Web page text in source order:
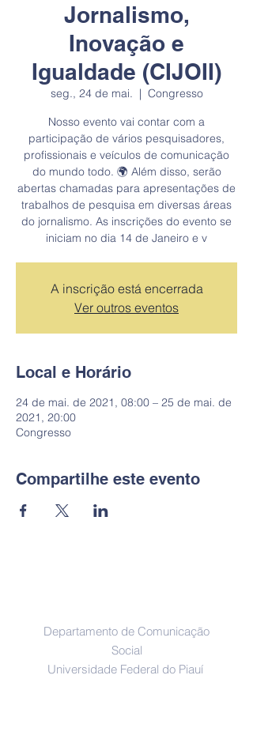
Jornalismo,
Inovação e
Igualdade (CIJOII)
seg., 24 de mai.
  |
Congresso
Nosso evento vai contar com a
participação de vários pesquisadores,
profissionais e veículos de comunicação
do mundo todo. 🌍 Além disso, serão
abertas chamadas para apresentações de
trabalhos de pesquisa em diversas áreas
do jornalismo. As inscrições do evento se
iniciam no dia 14 de Janeiro e v
A inscrição está encerrada
Ver outros eventos
Local e Horário
24 de mai. de 2021, 08:00 – 25 de mai. de
2021, 20:00
Congresso
Compartilhe este evento
Departamento de Comunicação
Social
Universidade Federal do Piauí